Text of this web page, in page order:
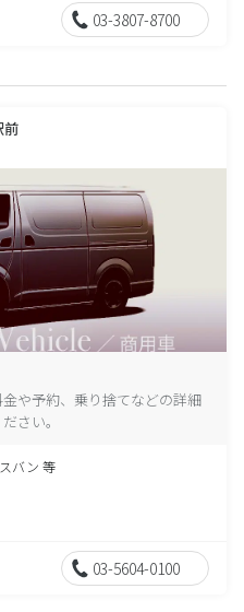
03-3807-8700
前
や予約、乗り捨てなどの詳細
さい。
バン 等
03-5604-0100